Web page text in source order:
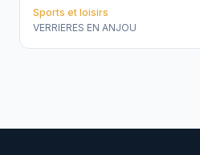
Sports et loisirs
VERRIERES EN ANJOU